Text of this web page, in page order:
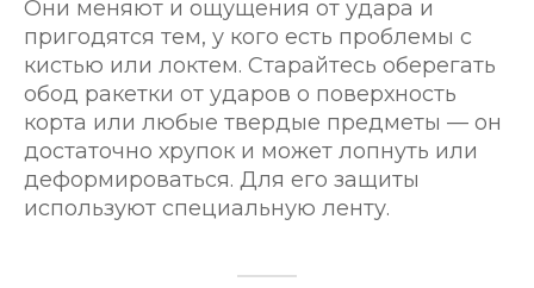
Они меняют и ощущения от удара и
пригодятся тем, у кого есть проблемы с
кистью или локтем. Старайтесь оберегать
обод ракетки от ударов о поверхность
корта или любые твердые предметы — он
достаточно хрупок и может лопнуть или
деформироваться. Для его защиты
используют специальную ленту.